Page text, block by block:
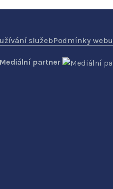
služebPodmínky webu
Mediální partner